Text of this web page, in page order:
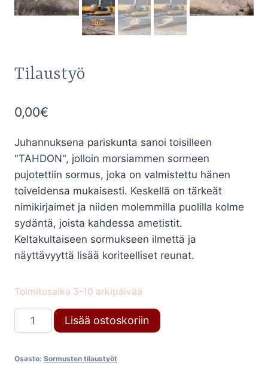
Tilaustyö
0,00€
Juhannuksena pariskunta sanoi toisilleen
"TAHDON", jolloin morsiammen sormeen
pujotettiin sormus, joka on valmistettu hänen
toiveidensa mukaisesti. Keskellä on tärkeät
nimikirjaimet ja niiden molemmilla puolilla kolme
sydäntä, joista kahdessa ametistit.
Keltakultaiseen sormukseen ilmettä ja
näyttävyyttä lisää koriteelliset reunat.
Toimitusaika 3-10 arkipäivää
Tilaustyö
määrä
Lisää ostoskoriin
Osasto: Sormusten tilaustyöt